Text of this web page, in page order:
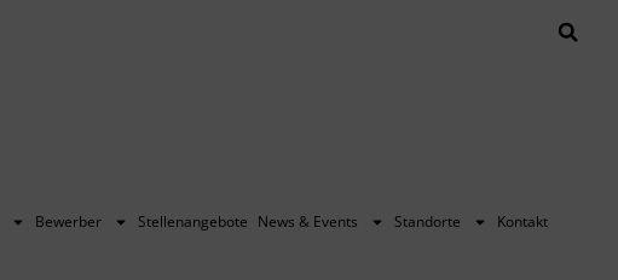
Bewerber Stellenangebote News & Events Standorte Kontakt